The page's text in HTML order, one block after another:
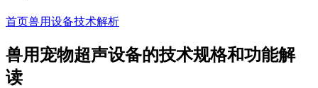
首页兽用设备技术解析
兽用宠物超声设备的技术规格和功能解
读